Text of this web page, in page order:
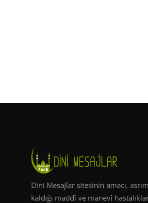
Dini Mesajlar sitesinin amacı,
kaldığı maddî ve manevî